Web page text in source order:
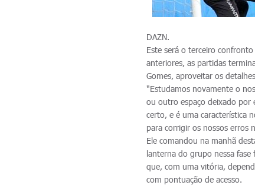
DAZN.
Este será o terceiro
anteriores, as partidas
Gomes, aproveitar os
"Estudamos novamente o
ou outro espaço deixado por
certo, e é uma característica
para corrigir os nossos erros
Ele comandou na manhã
lanterna do grupo nessa
que, com uma vitória,
com pontuação de acesso.